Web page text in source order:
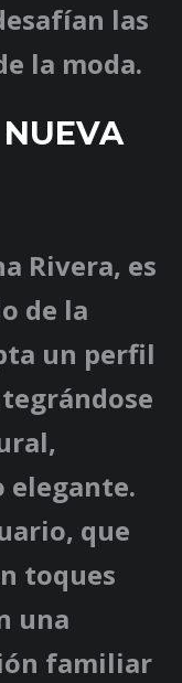
las
la moda.
Rivera, es
de la
un perfil
elegante.
que
toques
una
familiar